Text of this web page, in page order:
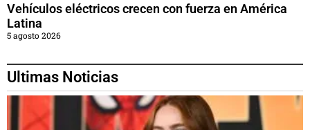
Vehículos eléctricos crecen con fuerza en América
Latina
5 agosto 2026
Ultimas Noticias